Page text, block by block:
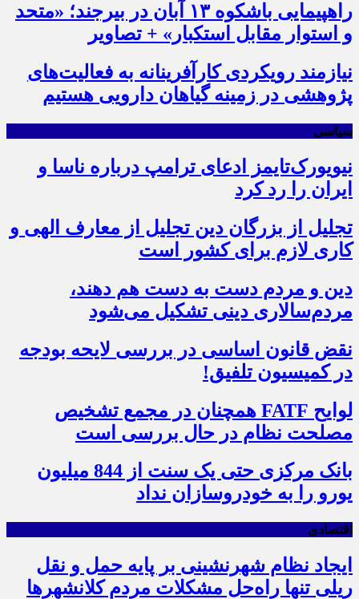
راهپیمایی باشکوه ۱۳ آبان در بیرجند؛ «متحد
و استوار مقابل استکبار» + تصاویر
نیازمند رویکردی کارآفرینانه به فعالیت‌های
پژوهشی در زمینه گیاهان دارویی هستیم
سیاسی
نیویورک‌تایمز ادعای ترامپ درباره ناسا و
ایران را رد کرد
تجلیل از بزرگان دین تجلیل از معارف الهی و
کاری لازم برای کشور است
دین و مردم دست به‌ دست هم دهند،
مردم‌سالاری دینی تشکیل می‌شود
نقض قانون اساسی در بررسی لایحه بودجه
در کمیسیون تلفیق!
لوایح FATF همچنان در مجمع تشخیص
مصلحت نظام در حال بررسی است
بانک مرکزی حتی یک سنت از 844 میلیون
یورو را به خودروسازان نداد
اقتصادی
ایجاد نظام شهرنشینی بر پایه حمل و نقل
ریلی تنها راه‌حل مشکلات مردم کلانشهرها